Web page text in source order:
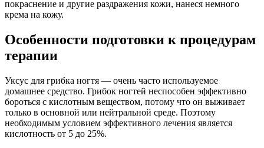
покраснение и другие раздражения кожи, нанеся немного
крема на кожу.
Особенности подготовки к процедурам
терапии
Уксус для грибка ногтя — очень часто используемое
домашнее средство. Грибок ногтей неспособен эффективно
бороться с кислотным веществом, потому что он выживает
только в основной или нейтральной среде. Поэтому
необходимым условием эффективного лечения является
кислотность от 5 до 25%.